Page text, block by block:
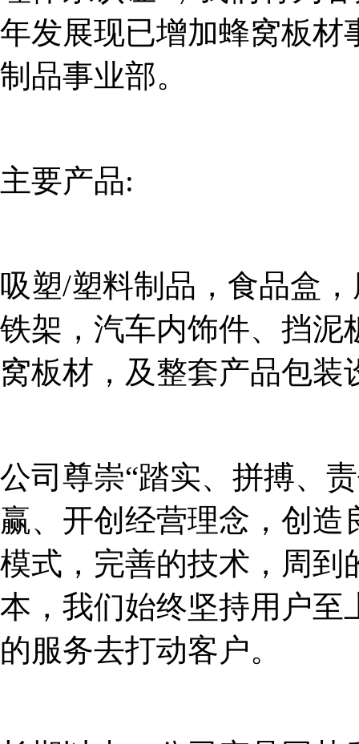
年发展现已增加蜂窝板材
制品事业部。
主要产品:
吸塑/塑料制品，食品盒
铁架，汽车内饰件、挡泥
窝板材，及整套产品包装
公司尊崇“踏实、拼搏、
赢、开创经营理念，创
模式，完善的技术，周到
本，我们始终坚持用户至
的服务去打动客户。